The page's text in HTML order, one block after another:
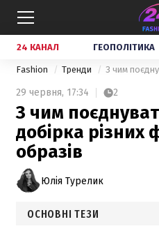
24 КАНАЛ ГЕОПОЛІТИКА
Fashion Тренди
29 червня, 17:34 2
З чим
добірка різних
образів
Юлія Турелик
ОСНОВНІ ТЕЗИ